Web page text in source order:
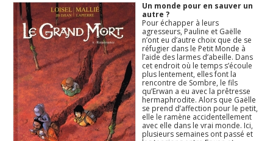
Un monde pour en sauver un
autre ?
Pour échapper à leurs
agresseurs, Pauline et Gaëlle
n’ont eu d’autre choix que de se
réfugier dans le Petit Monde à
l’aide des larmes d’abeille. Dans
cet endroit où le temps s’écoule
plus lentement, elles font la
rencontre de Sombre, le fils
qu’Erwan a eu avec la prêtresse
hermaphrodite. Alors que Gaëlle
se prend d’affection pour le petit,
elle le ramène accidentellement
avec elle dans le vrai monde. Ici,
plusieurs semaines ont passé et